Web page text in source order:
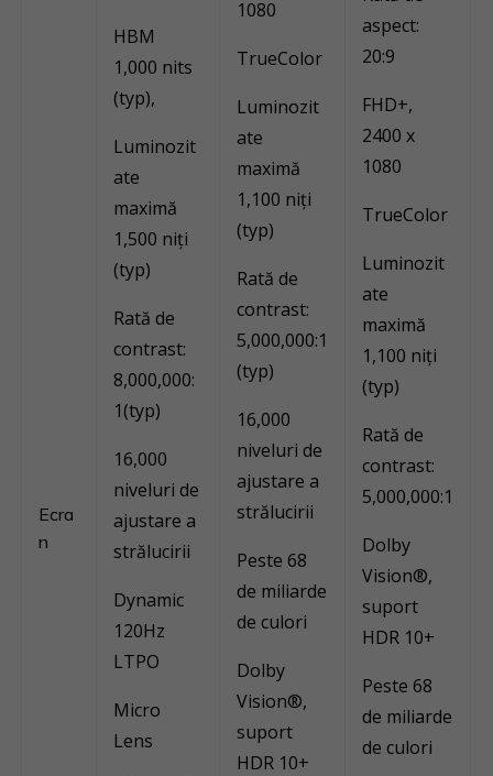
Ecra
n
HBM
1,000 nits
(typ),
Luminozit
ate
maximă
1,500 niți
(typ)
Rată de
contrast:
8,000,000:
1(typ)
16,000
niveluri de
ajustare a
strălucirii
Dynamic
120Hz
LTPO
Micro
Lens
1080
TrueColor
Luminozit
ate
maximă
1,100 niți
(typ)
Rată de
contrast:
5,000,000:1
(typ)
16,000
niveluri de
ajustare a
strălucirii
Peste 68
de miliarde
de culori
Dolby
Vision®,
suport
HDR 10+
aspect:
20:9
FHD+,
2400 x
1080
TrueColor
Luminozit
ate
maximă
1,100 niți
(typ)
Rată de
contrast:
5,000,000:1
Dolby
Vision®,
suport
HDR 10+
Peste 68
de miliarde
de culori